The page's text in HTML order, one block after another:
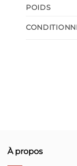
POIDS
À propos